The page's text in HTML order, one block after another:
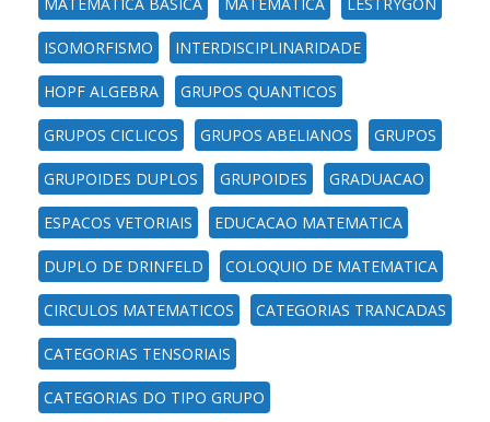
ISOMORFISMO INTERDISCIPLINARIDADE
HOPF ALGEBRA GRUPOS QUANTICOS
GRUPOS CICLICOS GRUPOS ABELIANOS GRUPOS
GRUPOIDES DUPLOS GRUPOIDES GRADUACAO
ESPACOS VETORIAIS EDUCACAO MATEMATICA
DUPLO DE DRINFELD COLOQUIO DE MATEMATICA
CIRCULOS MATEMATICOS CATEGORIAS TRANCADAS
CATEGORIAS TENSORIAIS
CATEGORIAS DO TIPO GRUPO